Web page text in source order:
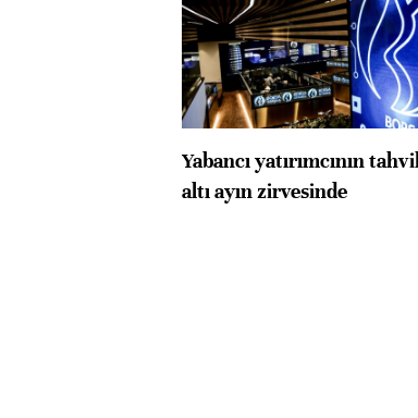
Yabancı yatırımcının
altı ayın zirvesinde